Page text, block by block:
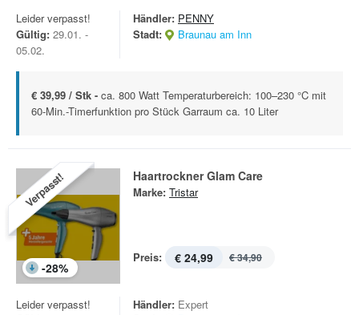
Leider verpasst!
Gültig: 29.01. -
05.02.
Händler: PENNY
Stadt:
Braunau am Inn
€ 39,99 / Stk - ca. 800 Watt Temperaturbereich: 100–230 °C mit
60-Min.-Timerfunktion pro Stück Garraum ca. 10 Liter
Verpasst!
-28%
Haartrockner Glam Care
Marke: Tristar
Preis: € 24,99 € 34,90
Leider verpasst!
Händler: Expert